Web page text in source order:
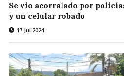
Se vio acorralado por
y un celular robado
17 Jul 2024